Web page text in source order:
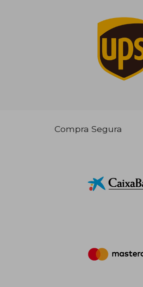
Compra Segura